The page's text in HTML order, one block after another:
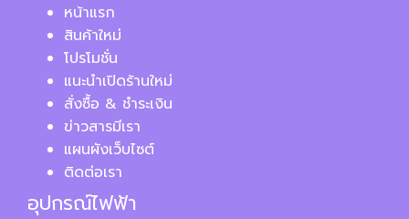
หน้าแรก
สินค้าใหม่
โปรโมชั่น
แนะนำเปิดร้านใหม่
สั่งซื้อ & ชำระเงิน
ข่าวสารมีเรา
แผนผังเว็บไซต์
ติดต่อเรา
อุปกรณ์ไฟฟ้า